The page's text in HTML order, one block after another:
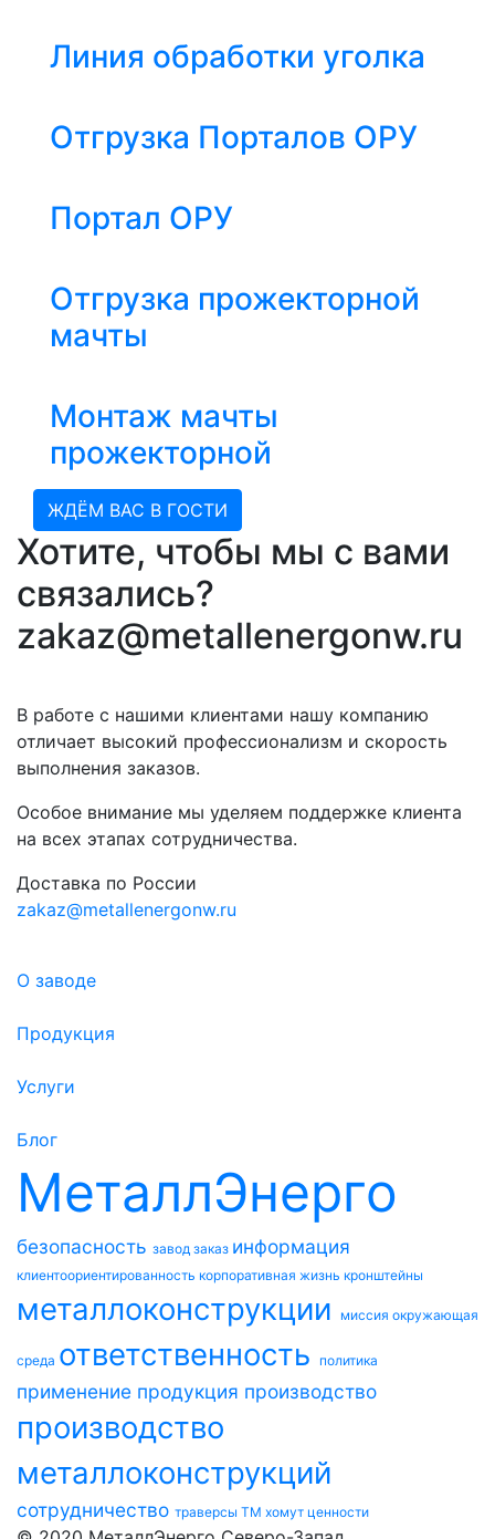
Линия обработки уголка
Отгрузка Порталов ОРУ
Портал ОРУ
Отгрузка прожекторной
мачты
Монтаж мачты
прожекторной
ЖДЁМ ВАС В ГОСТИ
Хотите, чтобы мы с вами
связались?
zakaz@metallenergonw.ru
В работе с нашими клиентами нашу компанию
отличает высокий профессионализм и скорость
выполнения заказов.
Особое внимание мы уделяем поддержке клиента
на всех этапах сотрудничества.
Доставка по России
zakaz@metallenergonw.ru
О заводе
Продукция
Услуги
Блог
МеталлЭнерго
безопасность завод заказ информация
клиентоориентированность корпоративная жизнь кронштейны
металлоконструкции миссия окружающая
среда ответственность политика
применение продукция производство
производство
металлоконструкций
сотрудничество траверсы ТМ хомут ценности